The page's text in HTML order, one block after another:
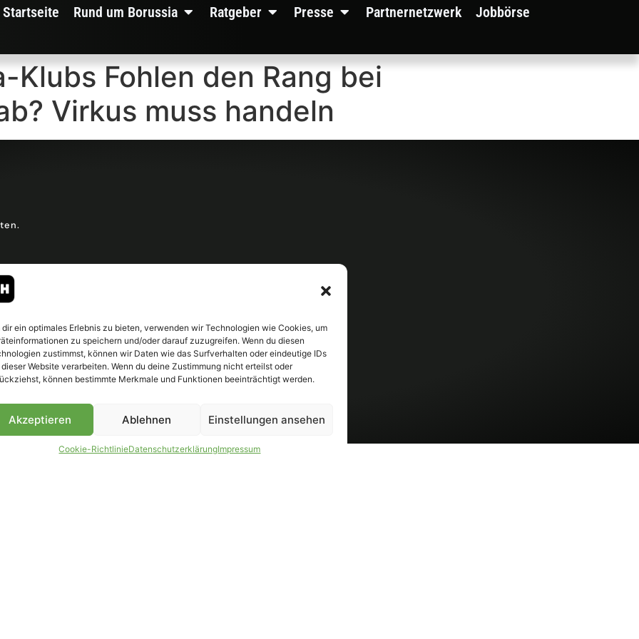
dir ein optimales Erlebnis zu bieten, verwenden wir Technologien wie Cookies, um
zu speichern und/oder darauf zuzugreifen. Wenn du diesen
zustimmst, können wir Daten wie das Surfverhalten oder eindeutige IDs
Website verarbeiten. Wenn du deine Zustimmung nicht erteilst oder
können bestimmte Merkmale und Funktionen beeinträchtigt werden.
Akzeptieren Ablehnen Einstellungen ansehen
Cookie-RichtlinieDatenschutzerklärungImpressum
Startseite Rund um Borussia Ratgeber Presse Partnernetzwerk Jobbörse
Klubs Fohlen den Rang bei
Virkus muss handeln